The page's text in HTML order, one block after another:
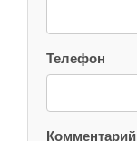
Телефон
Комментарий